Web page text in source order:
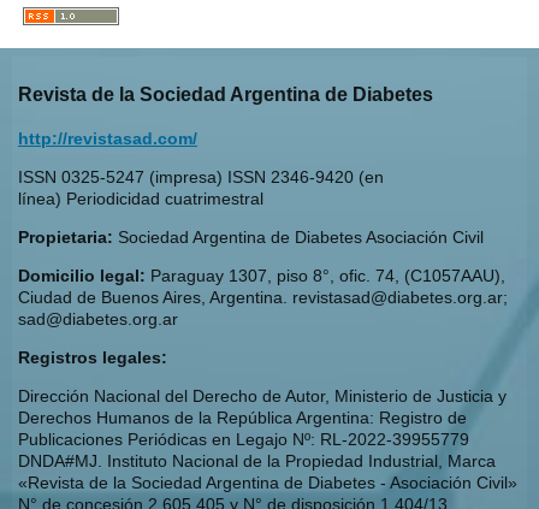
Revista de la Sociedad Argentina de Diabetes
http://revistasad.com/
ISSN 0325-5247 (impresa) ISSN 2346-9420 (en
línea) Periodicidad cuatrimestral
Propietaria: Sociedad Argentina de Diabetes Asociación Civil
Domicilio legal: Paraguay 1307, piso 8°, ofic. 74, (C1057AAU),
Ciudad de Buenos Aires, Argentina. revistasad@diabetes.org.ar;
sad@diabetes.org.ar
Registros legales:
Dirección Nacional del Derecho de Autor, Ministerio de Justicia y
Derechos Humanos de la República Argentina: Registro de
Publicaciones Periódicas en Legajo Nº: RL-2022-39955779
DNDA#MJ. Instituto Nacional de la Propiedad Industrial, Marca
«Revista de la Sociedad Argentina de Diabetes - Asociación Civil»
N° de concesión 2.605.405 y N° de disposición 1.404/13.